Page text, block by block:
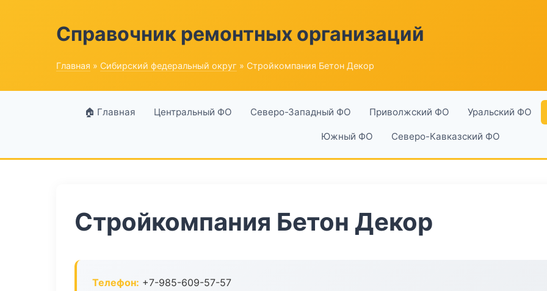
Справочник ремонтных организаций
Главная » Сибирский федеральный округ » Стройкомпания Бетон Декор
🏠 Главная Центральный ФО Северо-Западный ФО Приволжский ФО Уральский ФО
Южный ФО Северо-Кавказский ФО
Стройкомпания Бетон Декор
Телефон: +7-985-609-57-57